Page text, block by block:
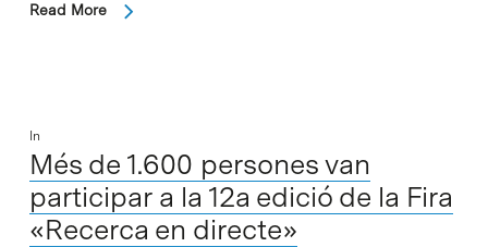
Read More
In
Més de 1.600 persones van
participar a la 12a edició de la Fira
«Recerca en directe»